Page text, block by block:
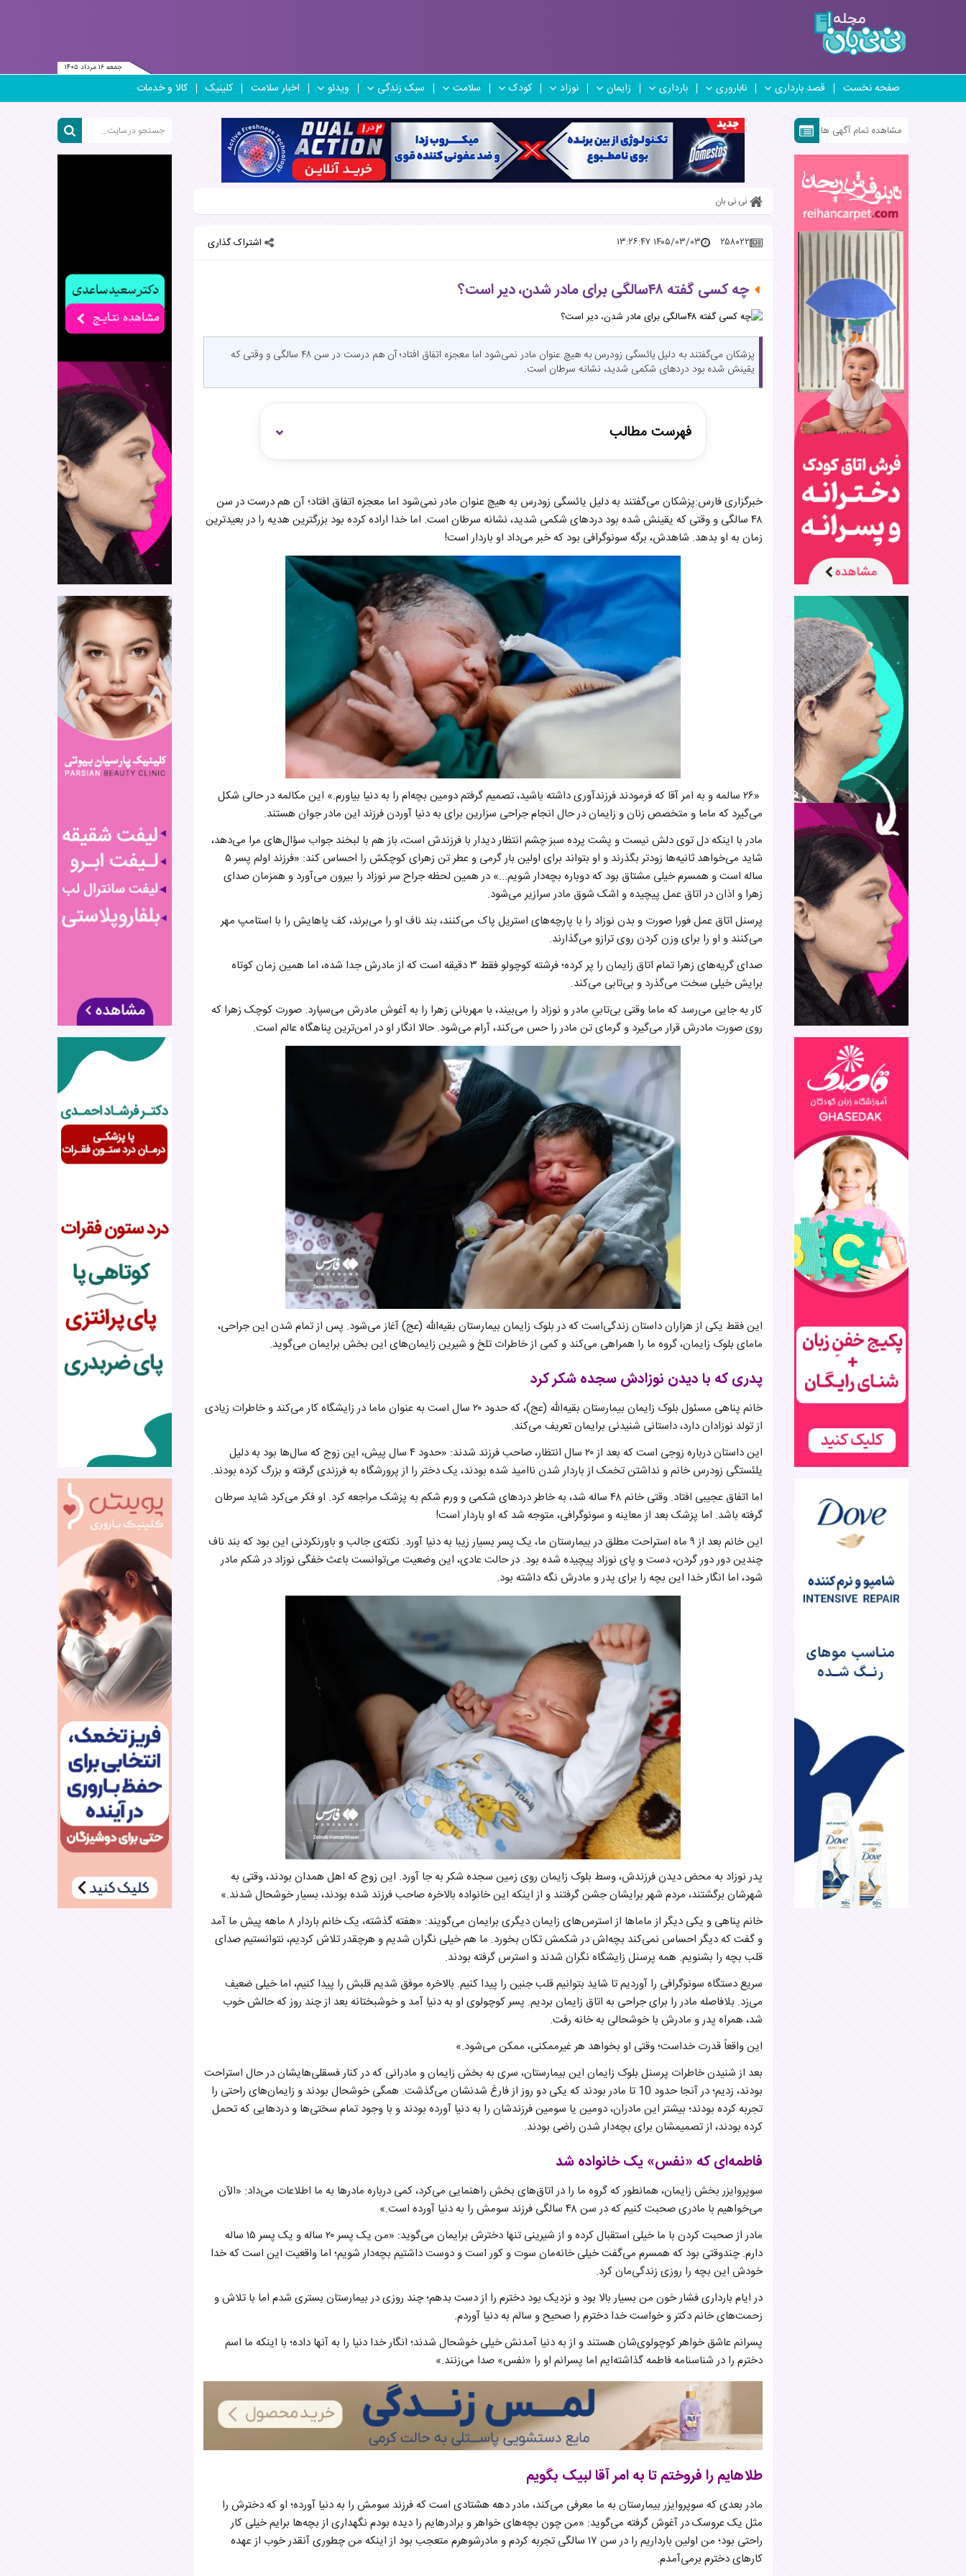
جمعه ۱۶ مرداد ۱۴۰۵
صفحه نخست قصد بارداری ناباروری بارداری زایمان نوزاد کودک سلامت سبک زندگی ویدئو اخبار سلامت کلینیک کالا و خدمات
مشاهده تمام آگهی ها
نی نی بان
۲۵۸۰۲۲ ۱۴۰۵/۰۳/۰۳ ۱۳:۲۶:۴۷ اشتراک گذاری
چه کسی گفته ۴۸سالگی برای مادر شدن، دیر است؟
پزشکان می‌گفتند به دلیل یائسگی زودرس به هیچ عنوان مادر نمی‌شود اما معجزه اتفاق افتاد؛ آن هم درست در سن ۴۸ سالگی و وقتی که
یقینش شده بود دردهای شکمی شدید، نشانه سرطان است.
فهرست مطالب
فاطمه‌ای که «نفس» یک خانواده شد
طلاهایم را فروختم تا به امر آقا لبیک بگویم
خبرگزاری فارس:پزشکان می‌گفتند به دلیل یائسگی زودرس به هیچ عنوان مادر نمی‌شود اما معجزه اتفاق افتاد؛ آن هم درست در سن
۴۸ سالگی و وقتی که یقینش شده بود دردهای شکمی شدید، نشانه سرطان است. اما خدا اراده کرده بود بزرگترین هدیه را در بعیدترین
زمان به او بدهد. شاهدش، برگه سونوگرافی بود که خبر می‌داد او باردار است!
«۲۶ سالمه و به امر آقا که فرمودند فرزندآوری داشته باشید، تصمیم گرفتم دومین بچه‌ام را به دنیا بیاورم.» این مکالمه در حالی شکل
می‌گیرد که ماما و متخصص زنان و زایمان در حال انجام جراحی سزارین برای به دنیا آوردن فرزند این مادر جوان هستند.
مادر با اینکه دل توی دلش نیست و پشت پرده سبز چشم انتظار دیدار با فرزندش است، باز هم با لبخند جواب سؤال‌های مرا می‌دهد،
شاید می‌خواهد ثانیه‌ها زودتر بگذرند و او بتواند برای اولین بار گرمی و عطر تن زهرای کوچکش را احساس کند: «فرزند اولم پسر ۵
ساله است و همسرم خیلی مشتاق بود که دوباره بچه‌دار شویم...» در همین لحظه جراح سر نوزاد را بیرون می‌آورد و همزمان صدای
زهرا و اذان در اتاق عمل پیچیده و اشک شوق مادر سرازیر می‌شود.
پرسنل اتاق عمل فورا صورت و بدن نوزاد را با پارچه‌های استریل پاک می‌کنند، بند ناف او را می‌برند، کف پاهایش را با استامپ مهر
می‌کنند و او را برای وزن کردن روی ترازو می‌گذارند.
صدای گریه‌های زهرا تمام اتاق زایمان را پر کرده؛ فرشته کوچولو فقط ۳ دقیقه است که از مادرش جدا شده، اما همین زمان کوتاه
برایش خیلی سخت می‌گذرد و بی‌تابی می‌کند.
کار به جایی می‌رسد که ماما وقتی بی‌تابیِ مادر و نوزاد را می‌بیند، با مهربانی زهرا را به آغوش مادرش می‌سپارد. صورت کوچک‌ زهرا که
روی صورت مادرش قرار می‌گیرد و گرمای تن مادر را حس می‌کند، آرام می‌شود. حالا انگار او در امن‌ترین پناهگاه عالم است.
این فقط یکی از هزاران داستان زندگی‌است که در بلوک زایمان بیمارستان بقیه‌الله (عج) آغاز می‌شود. پس از تمام شدن این جراحی،
مامای بلوک زایمان، گروه ما را همراهی می‌کند و کمی از خاطرات تلخ و شیرین زایمان‌های این بخش برایمان می‌گوید.
پدری که با دیدن نوزادش سجده شکر کرد
خانم پناهی مسئول بلوک زایمان بیمارستان بقیه‌الله (عج)، که حدود ۲۰ سال است به عنوان ماما در زایشگاه کار می‌کند و خاطرات زیادی
از تولد نوزادان دارد، داستانی شنیدنی برایمان تعریف می‌کند.
این داستان درباره‌ زوجی است که بعد از ۲۰ سال انتظار، صاحب فرزند شدند: «حدود ۴ سال پیش، این زوج که سال‌ها بود به دلیل
یلئستگی زودرس خانم و نداشتن تخمک از باردار شدن ناامید شده بودند، یک دختر را از پرورشگاه به فرزندی گرفته و بزرگ کرده بودند.
اما اتفاق عجیبی افتاد. وقتی خانم ۴۸ ساله شد، به خاطر دردهای شکمی و ورم شکم به پزشک مراجعه کرد. او فکر می‌کرد شاید سرطان
گرفته باشد. اما پزشک بعد از معاینه و سونوگرافی، متوجه شد که او باردار است!
این خانم بعد از ۹ ماه استراحت مطلق در بیمارستان ما، یک پسر بسیار زیبا به دنیا آورد. نکته‌ی جالب و باورنکردنی این بود که بند ناف
چندین دور دور گردن، دست و پای نوزاد پیچیده شده بود. در حالت عادی، این وضعیت می‌توانست باعث خفگی نوزاد در شکم مادر
شود، اما انگار خدا این بچه را برای پدر و مادرش نگه داشته بود.
پدر نوزاد به محض دیدن فرزندش، وسط بلوک زایمان روی زمین سجده شکر به جا آورد. این زوج که اهل همدان بودند، وقتی به
شهرشان برگشتند، مردم شهر برایشان جشن گرفتند و از اینکه این خانواده بالاخره صاحب فرزند شده بودند، بسیار خوشحال شدند.»
خانم پناهی و یکی دیگر از ماماها از استرس‌های زایمان دیگری برایمان می‌گویند: «هفته گذشته، یک خانم باردار ۸ ماهه پیش ما آمد
و گفت که دیگر احساس نمی‌کند بچه‌اش در شکمش تکان بخورد. ما هم خیلی نگران شدیم و هرچقدر تلاش کردیم، نتوانستیم صدای
قلب بچه را بشنویم. همه پرسنل زایشگاه نگران شدند و استرس گرفته بودند.
سریع دستگاه سونوگرافی را آوردیم تا شاید بتوانیم قلب جنین را پیدا کنیم. بالاخره موفق شدیم قلبش را پیدا کنیم، اما خیلی ضعیف
می‌زد. بلافاصله مادر را برای جراحی به اتاق زایمان بردیم. پسر کوچولوی او به دنیا آمد و خوشبختانه بعد از چند روز که حالش خوب
شد، همراه پدر و مادرش با خوشحالی به خانه رفت.
این واقعاً قدرت خداست؛ وقتی او بخواهد هر غیرممکنی، ممکن می‌شود.»
بعد از شنیدن خاطرات پرسنل بلوک زایمان این بیمارستان، سری به بخش‌ زایمان و مادرانی که در کنار فسقلی‌هایشان در حال استراحت
بودند، زدیم؛ در آنجا حدود 10 تا مادر بودند که یکی دو روز از فارغ شدنشان می‌گذشت. همگی خوشحال بودند و زایمان‌های راحتی را
تجربه کرده بودند؛ بیشتر این مادران، دومین یا سومین فرزندشان را به دنیا آورده بودند و با وجود تمام سختی‌ها و دردهایی که تحمل
کرده بودند، از تصمیمشان برای بچه‌دار شدن راضی بودند.
فاطمه‌ای که «نفس» یک خانواده شد
سوپروایزر بخش زایمان، همانطور که گروه ما را در اتاق‌های بخش راهنمایی می‌کرد، کمی درباره مادرها به ما اطلاعات می‌داد: «الآن
می‌خواهیم با مادری صحبت کنیم که در سن ۴۸ سالگی فرزند سومش را به دنیا آورده است.»
مادر از صحبت کردن با ما خیلی استقبال کرده و از شیرینی تنها دخترش برایمان می‌گوید: «من یک پسر ۲۰ ساله و یک پسر ۱۵ ساله
دارم. چندوقتی بود که همسرم می‌گفت خیلی خانه‌مان سوت و کور است و دوست داشتیم بچه‌دار شویم؛ اما واقعیت این است که خدا
خودش این بچه را روزی زندگی‌مان کرد.
در ایام بارداری فشار خون من بسیار بالا بود و نزدیک بود دخترم را از دست بدهم؛ چند روزی در بیمارستان بستری شدم اما با تلاش و
زحمت‌های خانم دکتر و خواست خدا دخترم را صحیح و سالم به دنیا آوردم.
پسرانم عاشق خواهر کوچولوی‌شان هستند و از به دنیا آمدنش خیلی خوشحال شدند؛ انگار خدا دنیا را به آنها داده؛ با اینکه ما اسم
دخترم را در شناسنامه فاطمه گذاشته‌ایم اما پسرانم او را «نفس» صدا می‌زنند.»
طلاهایم را فروختم تا به امر آقا لبیک بگویم
مادر بعدی که سوپروایزر بیمارستان به ما معرفی می‌کند، مادر دهه هشتادی است که فرزند سومش را به دنیا آورده؛ او که دخترش را
مثل یک عروسک در آغوش گرفته می‌گوید: «من چون بچه‌های خواهر و برادرهایم را دیده بودم نگهداری از بچه‌ها برایم خیلی کار
راحتی بود؛ من اولین بارداریم را در سن ۱۷ سالگی تجربه کردم و مادرشوهرم متعجب بود از اینکه من چطوری آنقدر خوب از عهده
کارهای دخترم برمی‌آمدم.